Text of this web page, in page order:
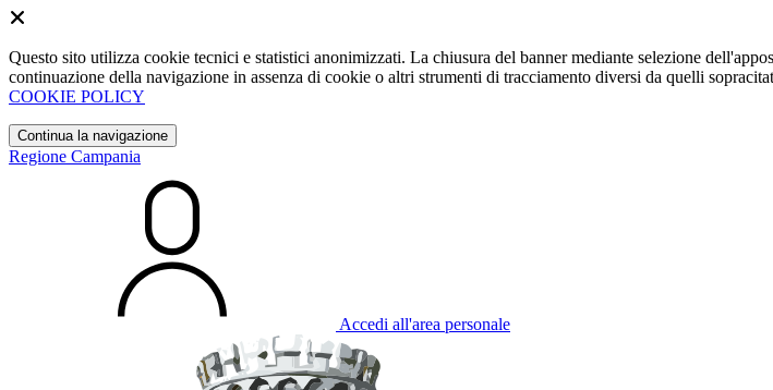
Questo sito utilizza cookie tecnici e statistici anonimizzati. La chiusura del banner mediante selezione
continuazione della navigazione in assenza di cookie o altri strumenti di tracciamento diversi da quelli
COOKIE POLICY
Continua la navigazione
Regione Campania
Accedi all'area personale